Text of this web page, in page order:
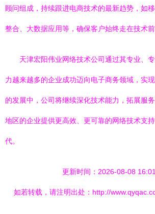
顾问组成，持续跟进电商技术的最新趋势，如
整合、大数据应用等，确保客户始终走在技术前
天津宏阳伟业网络技术公司通过其专业、
力越来越多的企业成功迈向电子商务领域，实
的发展中，公司将继续深化技术能力，拓展服
地区的企业提供更高效、更可靠的网络技术支
代。
更新时间：2026-08-08
如若转载，请注明出处：http://